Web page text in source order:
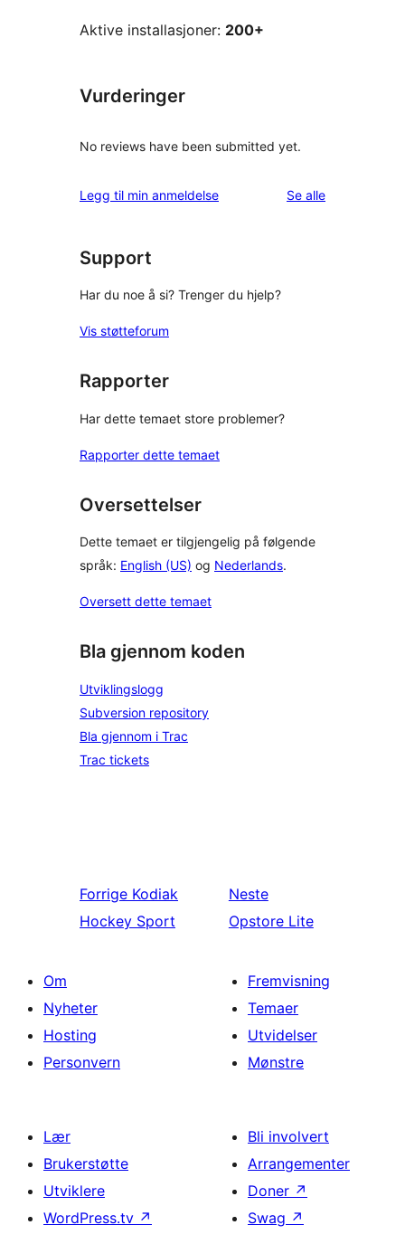
Aktive installasjoner: 200+
Vurderinger
No reviews have been submitted yet.
Legg til min anmeldelse Se alleomtalene
Support
Har du noe å si? Trenger du hjelp?
Vis støtteforum
Rapporter
Har dette temaet store problemer?
Rapporter dette temaet
Oversettelser
Dette temaet er tilgjengelig på følgende
språk: English (US) og Nederlands.
Oversett dette temaet
Bla gjennom koden
Utviklingslogg
Subversion repository
Bla gjennom i Trac
Trac tickets
Forrige Kodiak
Hockey Sport
Neste
Opstore Lite
Om
Nyheter
Hosting
Personvern
Fremvisning
Temaer
Utvidelser
Mønstre
Lær
Brukerstøtte
Utviklere
WordPress.tv ↗
Bli involvert
Arrangementer
Doner ↗
Swag ↗